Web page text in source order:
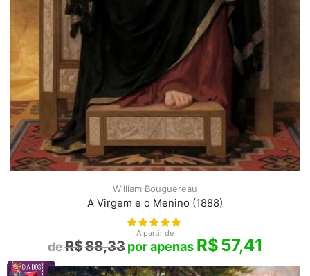
William Bouguereau
A Virgem e o Menino (1888)
A partir de
R$88,33 R$57,41